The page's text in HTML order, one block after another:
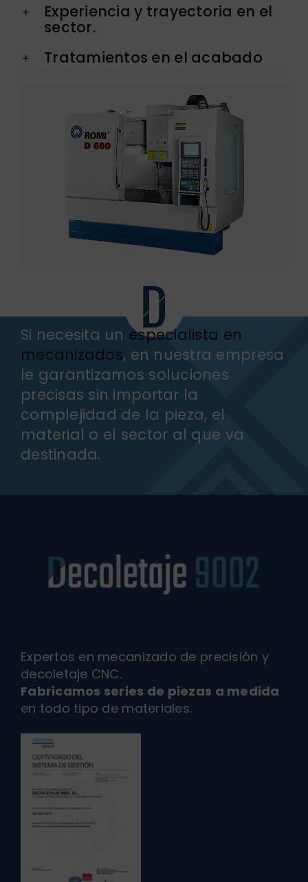
Experiencia y trayectoria en el
sector.
Tratamientos en el acabado
Si necesita un especialista en
mecanizados, en nuestra empresa
le garantizamos soluciones
precisas sin importar la
complejidad de la pieza, el
material o el sector al que va
destinada.
Expertos en mecanizado de precisión y
decoletaje CNC.
Fabricamos series de piezas a medida
en todo tipo de materiales.